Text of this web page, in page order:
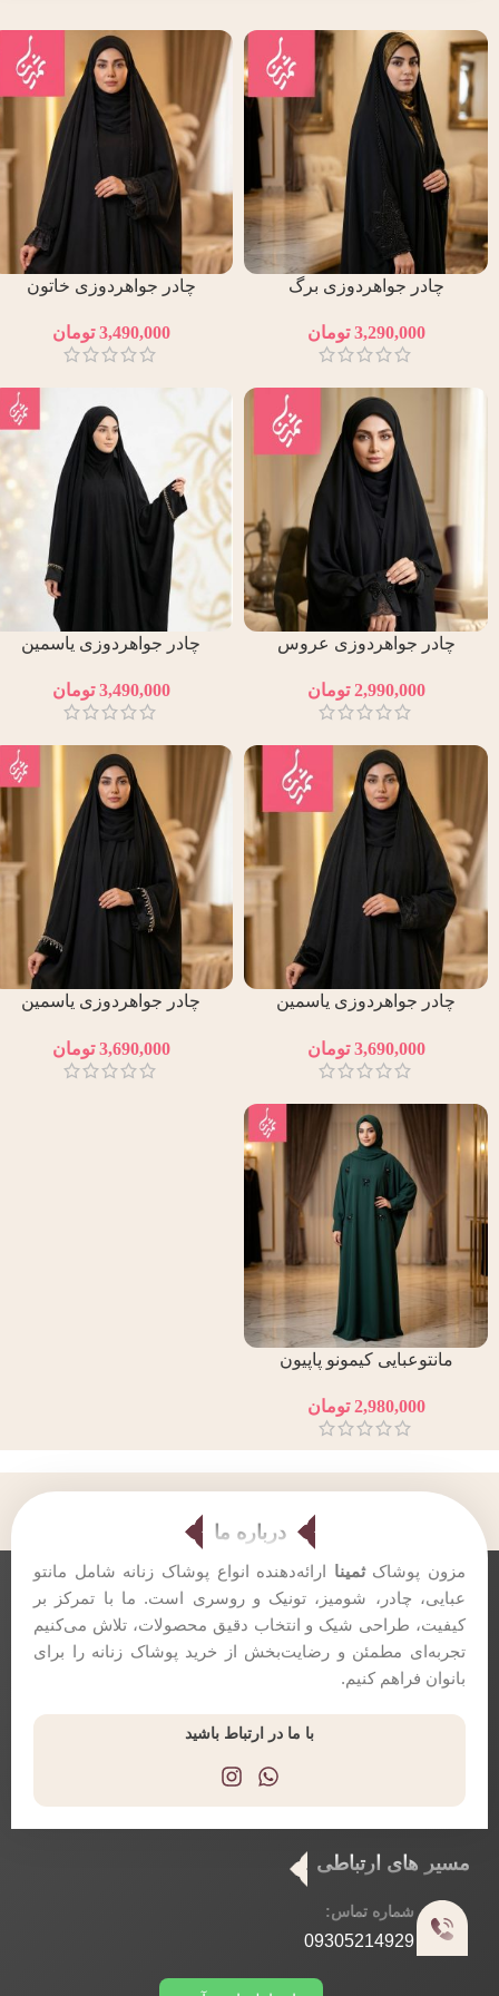
چادر جواهردوزی برگ
3,290,000 تومان
چادر جواهردوزی خاتون
3,490,000 تومان
چادر جواهردوزی عروس
2,990,000 تومان
چادر جواهردوزی یاسمین
3,490,000 تومان
چادر جواهردوزی یاسمین
3,690,000 تومان
چادر جواهردوزی یاسمین
3,690,000 تومان
مانتوعبایی کیمونو پاپیون
2,980,000 تومان
درباره ما
مزون پوشاکثمینا ارائه‌دهنده انواع پوشاک زنانه شامل مانتو
عبایی، چادر، شومیز، تونیک و روسری است. ما با تمرکز بر
کیفیت، طراحی شیک و انتخاب دقیق محصولات، تلاش می‌کنیم
تجربه‌ای مطمئن و رضایت‌بخش از خرید پوشاک زنانه را برای
بانوان فراهم کنیم.
با ما در ارتباط باشید
مسیر های ارتباطی
شماره تماس:
09305214929